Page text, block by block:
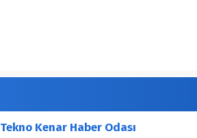
Tekno Kenar Haber Odası